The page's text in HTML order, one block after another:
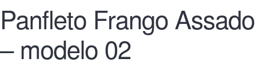
Panfleto Frango Assado
– modelo 02